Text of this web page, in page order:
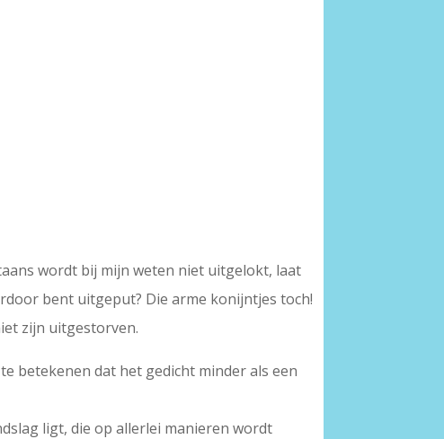
wordt bij mijn weten niet uitgelokt, laat
bent uitgeput? Die arme konijntjes toch!
zijn uitgestorven.
betekenen dat het gedicht minder als een
ligt, die op allerlei manieren wordt